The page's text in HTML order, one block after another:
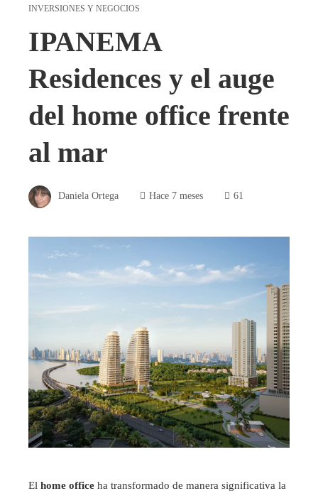
INVERSIONES Y NEGOCIOS
IPANEMA
Residences y el auge
del home office frente
al mar
Daniela Ortega Hace 7 meses 61
El home office ha transformado de manera significativa la